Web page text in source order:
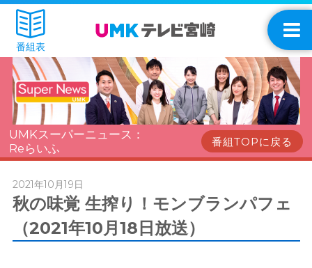
番組表
UMKスーパーニュース：
Reらいふ
番組TOPに戻る
2021年10月19日
秋の味覚 生搾り！モンブランパフェ
（2021年10月18日放送）